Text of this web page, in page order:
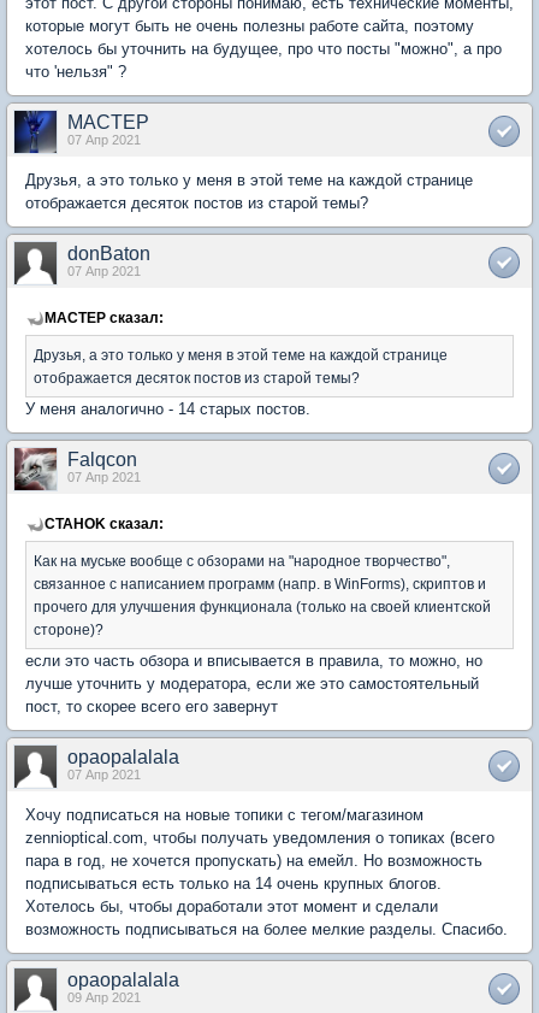
которые могут быть не очень полезны работе сайта, поэтому
хотелось бы уточнить на будущее, про что посты "можно", а про
что 'нельзя" ?
MACTEP
07 Апр 2021
Друзья, а это только у меня в этой теме на каждой странице
отображается десяток постов из старой темы?
donBaton
07 Апр 2021
MACTEP сказал:
Друзья, а это только у меня в этой теме на каждой странице
отображается десяток постов из старой темы?
У меня аналогично - 14 старых постов.
Falqcon
07 Апр 2021
CTAHOK сказал:
Как на муське вообще с обзорами на "народное творчество",
связанное с написанием программ (напр. в WinForms), скриптов и
прочего для улучшения функционала (только на своей клиентской
стороне)?
если это часть обзора и вписывается в правила, то можно, но
лучше уточнить у модератора, если же это самостоятельный
пост, то скорее всего его завернут
opaopalalala
07 Апр 2021
Хочу подписаться на новые топики с тегом/магазином
zennioptical.com, чтобы получать уведомления о топиках (всего
пара в год, не хочется пропускать) на емейл. Но возможность
подписываться есть только на 14 очень крупных блогов.
Хотелось бы, чтобы доработали этот момент и сделали
возможность подписываться на более мелкие разделы. Спасибо.
opaopalalala
09 Апр 2021